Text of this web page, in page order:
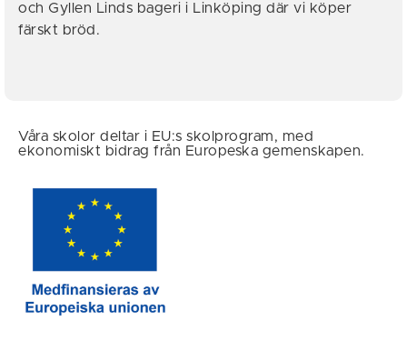
och Gyllen Linds bageri i Linköping där vi köper
färskt bröd.
Våra skolor deltar i EU:s skolprogram, med
ekonomiskt bidrag från Europeska gemenskapen.